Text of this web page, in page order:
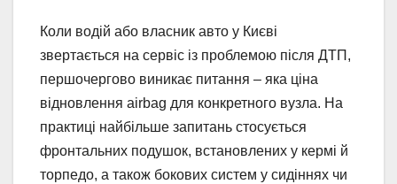
Коли водій або власник авто у Києві
звертається на сервіс із проблемою після ДТП,
першочергово виникає питання – яка ціна
відновлення airbag для конкретного вузла. На
практиці найбільше запитань стосується
фронтальних подушок, встановлених у кермі й
торпедо, а також бокових систем у сидіннях чи